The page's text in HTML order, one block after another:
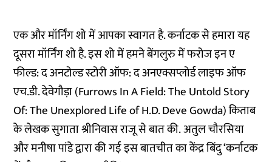
एक और मॉर्निंग शो में आपका स्वागत है. कर्नाटक से हमारा यह
दूसरा मॉर्निंग शो है. इस शो में हमने बेंगलुरु में फरोज इन ए
फील्ड: द अनटोल्ड स्टोरी ऑफ: द अनएक्सप्लोर्ड लाइफ ऑफ
एच.डी. देवेगौड़ा (Furrows In A Field: The Untold Story
Of: The Unexplored Life of H.D. Deve Gowda) किताब
के लेखक सुगाता श्रीनिवास राजू से बात की. अतुल चौरसिया
और मनीषा पांडे द्वारा की गई इस बातचीत का केंद्र बिंदु ‘कर्नाटक